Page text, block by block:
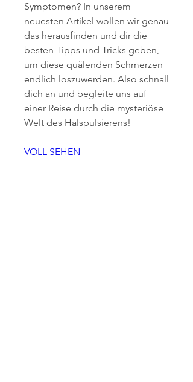
Symptomen? In unserem
neuesten Artikel wollen wir genau
das herausfinden und dir die
besten Tipps und Tricks geben,
um diese quälenden Schmerzen
endlich loszuwerden. Also schnall
dich an und begleite uns auf
einer Reise durch die mysteriöse
Welt des Halspulsierens!
VOLL SEHEN